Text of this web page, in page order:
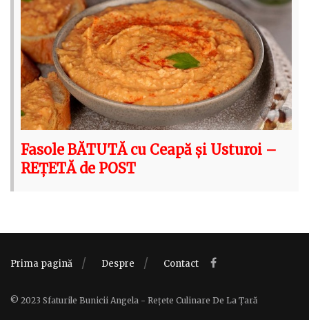
Fasole BĂTUTĂ cu Ceapă și Usturoi –
REȚETĂ de POST
Prima pagină Despre Contact
© 2023 Sfaturile Bunicii Angela - Rețete Culinare De La Țară